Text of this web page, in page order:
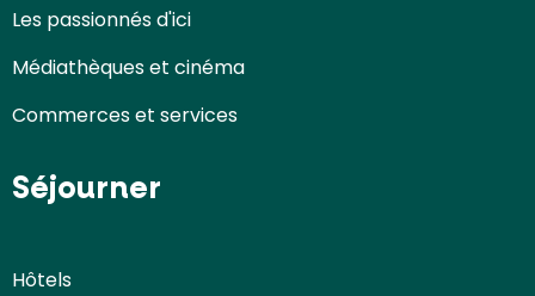
Les passionnés d'ici
Médiathèques et cinéma
Commerces et services
Séjourner
Hôtels